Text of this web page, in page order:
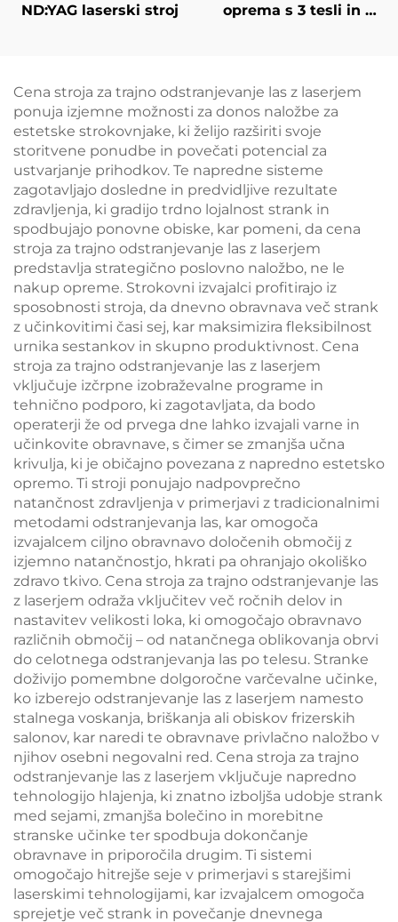
ND:YAG laserski stroj
oprema s 3 tesli in 4
Cena stroja za trajno odstranjevanje las z laserjem
ponuja izjemne možnosti za donos naložbe za
estetske strokovnjake, ki želijo razširiti svoje
storitvene ponudbe in povečati potencial za
ustvarjanje prihodkov. Te napredne sisteme
zagotavljajo dosledne in predvidljive rezultate
zdravljenja, ki gradijo trdno lojalnost strank in
spodbujajo ponovne obiske, kar pomeni, da cena
stroja za trajno odstranjevanje las z laserjem
predstavlja strategično poslovno naložbo, ne le
nakup opreme. Strokovni izvajalci profitirajo iz
sposobnosti stroja, da dnevno obravnava več strank
z učinkovitimi časi sej, kar maksimizira fleksibilnost
urnika sestankov in skupno produktivnost. Cena
stroja za trajno odstranjevanje las z laserjem
vključuje izčrpne izobraževalne programe in
tehnično podporo, ki zagotavljata, da bodo
operaterji že od prvega dne lahko izvajali varne in
učinkovite obravnave, s čimer se zmanjša učna
krivulja, ki je običajno povezana z napredno estetsko
opremo. Ti stroji ponujajo nadpovprečno
natančnost zdravljenja v primerjavi z tradicionalnimi
metodami odstranjevanja las, kar omogoča
izvajalcem ciljno obravnavo določenih območij z
izjemno natančnostjo, hkrati pa ohranjajo okoliško
zdravo tkivo. Cena stroja za trajno odstranjevanje las
z laserjem odraža vključitev več ročnih delov in
nastavitev velikosti loka, ki omogočajo obravnavo
različnih območij – od natančnega oblikovanja obrvi
do celotnega odstranjevanja las po telesu. Stranke
doživijo pomembne dolgoročne varčevalne učinke,
ko izberejo odstranjevanje las z laserjem namesto
stalnega voskanja, briškanja ali obiskov frizerskih
salonov, kar naredi te obravnave privlačno naložbo v
njihov osebni negovalni red. Cena stroja za trajno
odstranjevanje las z laserjem vključuje napredno
tehnologijo hlajenja, ki znatno izboljša udobje strank
med sejami, zmanjša bolečino in morebitne
stranske učinke ter spodbuja dokončanje
obravnave in priporočila drugim. Ti sistemi
omogočajo hitrejše seje v primerjavi s starejšimi
laserskimi tehnologijami, kar izvajalcem omogoča
sprejetje več strank in povečanje dnevnega